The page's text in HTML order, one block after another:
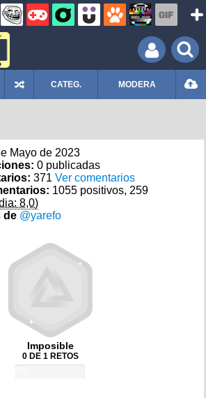
CATEG. MODERA
Mayo de 2023
0 publicadas
371 Ver comentarios
1055 positivos, 259
8,0)
de @yarefo
Imposible
0 DE 1 RETOS